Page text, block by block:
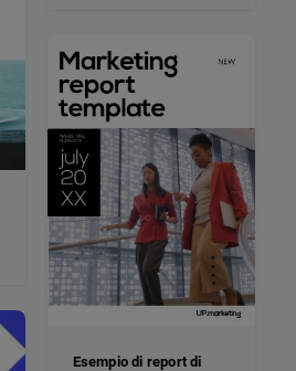
Esempio di report di